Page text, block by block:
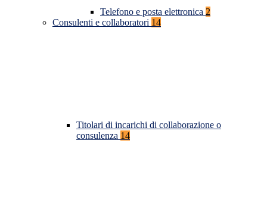
Telefono e posta elettronica 2
Consulenti e collaboratori 14
Titolari di incarichi di collaborazione o
consulenza 14